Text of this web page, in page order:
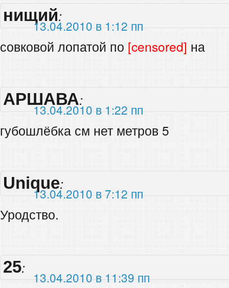
нищий:
13.04.2010 в 1:12 пп
совковой лопатой по [censored] на
АРШАВА:
13.04.2010 в 1:22 пп
губошлёбка см нет метров 5
Unique:
13.04.2010 в 7:12 пп
Уродство.
25:
13.04.2010 в 11:39 пп